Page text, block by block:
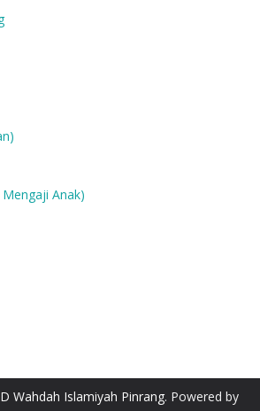
Anak)
Wahdah Islamiyah Pinrang. Powered by